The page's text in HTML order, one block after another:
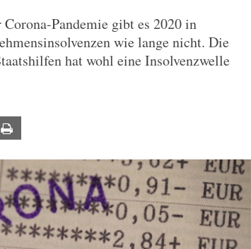
Pandemie gibt es 2020 in
wie lange nicht. Die
hat wohl eine Insolvenzwelle